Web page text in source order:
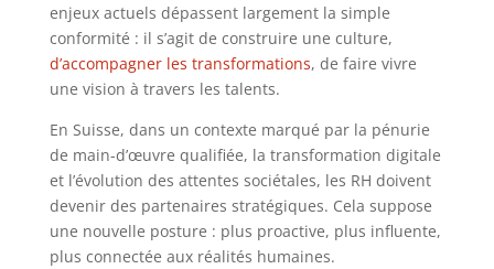
enjeux actuels dépassent largement la simple
conformité : il s’agit de construire une culture,
d’accompagner les transformations, de faire vivre
une vision à travers les talents.
En Suisse, dans un contexte marqué par la pénurie
de main-d’œuvre qualifiée, la transformation digitale
et l’évolution des attentes sociétales, les RH doivent
devenir des partenaires stratégiques. Cela suppose
une nouvelle posture : plus proactive, plus influente,
plus connectée aux réalités humaines.